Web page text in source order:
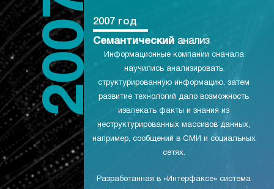
2007 год
Семантический анализ
Информационные компании сначала
научились анализировать
структурированную информацию, затем
развитие технологий дало возможность
извлекать факты и знания из
неструктурированных массивов данных,
например, сообщений в СМИ и социальных
сетях.
Разработанная в «Интерфаксе» система